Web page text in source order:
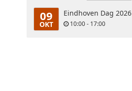
09
OKT
Eindhoven Dag 2026
10:00 - 17:00